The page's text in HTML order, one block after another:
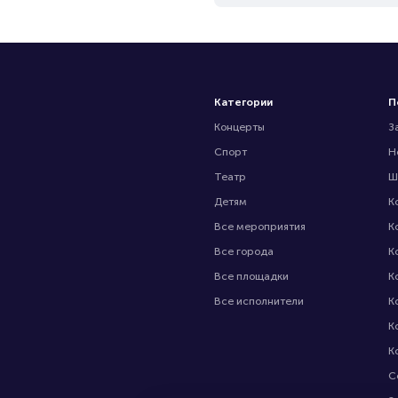
Категории
Концерты
Спорт
Театр
Детям
Все мероприятия
Все города
Все площадки
Все исполнители